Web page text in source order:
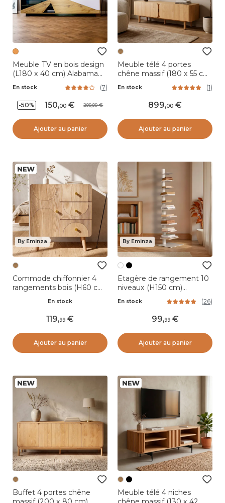
Meuble TV en bois design
(L180 x 40 cm) Alabama
En stock (7)
-50% 150,00 299,99
Ajouter au panier
Meuble télé 4 portes
chêne massif (180 x 55 cm)
En stock (1)
899,00
Ajouter au panier
By Eminza
Commode chiffonnier 4
rangements bois (H60 cm)
En stock
119,99
Ajouter au panier
By Eminza
Etagère de rangement 10
niveaux (H150 cm)
Bibliothèque Book Blanc
En stock (26)
99,99
Ajouter au panier
Buffet 4 portes chêne
Meuble télé 4 niches